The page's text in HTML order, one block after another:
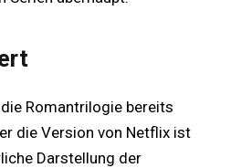
Romantrilogie bereits
die Version von Netflix ist
Darstellung der